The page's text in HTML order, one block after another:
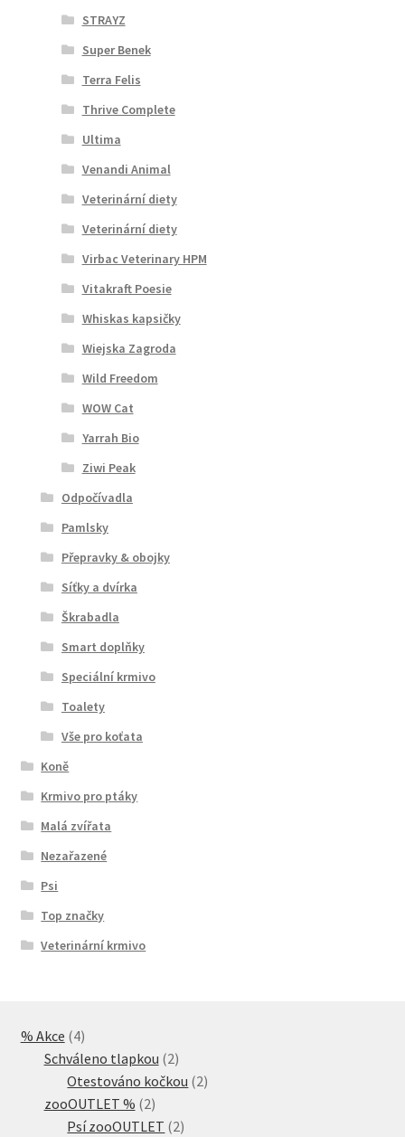
STRAYZ
Super Benek
Terra Felis
Thrive Complete
Ultima
Venandi Animal
Veterinární diety
Veterinární diety
Virbac Veterinary HPM
Vitakraft Poesie
Whiskas kapsičky
Wiejska Zagroda
Wild Freedom
WOW Cat
Yarrah Bio
Ziwi Peak
Odpočívadla
Pamlsky
Přepravky & obojky
Síťky a dvírka
Škrabadla
Smart doplňky
Speciální krmivo
Toalety
Vše pro koťata
Koně
Krmivo pro ptáky
Malá zvířata
Nezařazené
Psi
Top značky
Veterinární krmivo
% Akce 44
produkty
Schváleno tlapkou 22
produkty
Otestováno kočkou 22
zooOUTLET % 22
produkty
Psí zooOUTLET 22